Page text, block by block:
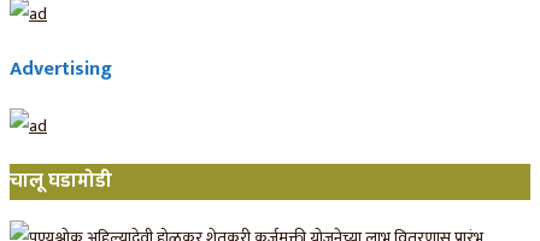
Advertising
चालू घडामोडी